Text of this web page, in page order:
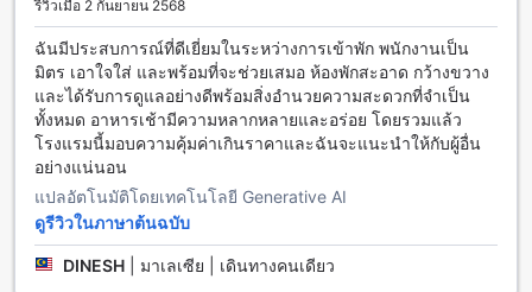
ต้องการ ไม่ว่าจะเป็น Standard King ขนาด 28 ตารางเมตร
พร้อมเตียงคู่ใหญ่ที่ให้ความรู้สึกกว้างขวาง หรือ Corner Room ที่มี
พื้นที่ถึง 40 ตารางเมตร ซึ่งเป็นห้องมุมที่ให้ความเป็นส่วนตัวและ
ความสะดวกสบายอย่างเต็มที่ สำหรับผู้ที่ชอบพักผ่อนกับเพื่อนหรือ
ครอบครัว ห้อง Standard Twin ขนาด 28 ตารางเมตร พร้อมเตียง
เดี่ยวสองเตียงก็เป็นตัวเลือกที่เหมาะสม นอกจากนี้ยังมี Deluxe
Room ขนาดใหญ่ถึง 42 ตารางเมตร สำหรับผู้ที่ต้องการความ
หรูหราและพื้นที่ใช้สอยมากขึ้น การจองห้องพักเหล่านี้ผ่าน Agoda
จะทำให้คุณได้รับราคาที่ดีที่สุดและประสบการณ์การจองที่ง่าย
และไร้กังวล ช่วยให้คุณมีเวลามากขึ้นเพื่อเพลิดเพลินกับการเดิน
ทางและพักผ่อนอย่างเต็มที่
รีวิวเมื่อ 2 กันยายน 2568
ฉันมีประสบการณ์ที่ดีเยี่ยมในระหว่างการเข้าพัก พนักงานเป็น
มิตร เอาใจใส่ และพร้อมที่จะช่วยเสมอ ห้องพักสะอาด กว้างขวาง
และได้รับการดูแลอย่างดีพร้อมสิ่งอำนวยความสะดวกที่จำเป็น
ทั้งหมด อาหารเช้ามีความหลากหลายและอร่อย โดยรวมแล้ว
โรงแรมนี้มอบความคุ้มค่าเกินราคาและฉันจะแนะนำให้กับผู้อื่น
อย่างแน่นอน
แปลอัตโนมัติโดยเทคโนโลยี Generative AI
ดูรีวิวในภาษาต้นฉบับ
DINESH มาเลเซีย | เดินทางคนเดียว